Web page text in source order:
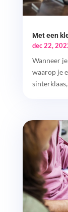
Met een
dec 22,
Wanneer
waarop je